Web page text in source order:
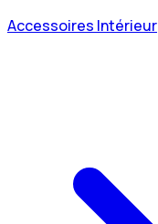
Accessoires Intérieur